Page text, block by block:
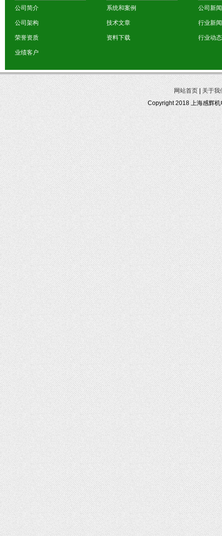
公司简介
公司架构
荣誉资质
业绩客户
系统和案例
技术文章
资料下载
公司新闻
行业新闻
行业动态
网站首页|关于我
Copyright 2018 上海感辉